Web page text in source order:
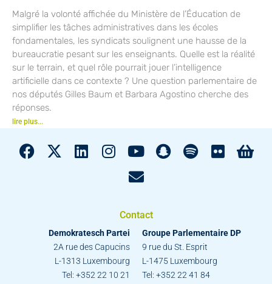
Malgré la volonté affichée du Ministère de l’Éducation de
simplifier les tâches administratives dans les écoles
fondamentales, les syndicats soulignent une hausse de la
bureaucratie pesant sur les enseignants. Quelle est la réalité
sur le terrain, et quel rôle pourrait jouer l’intelligence
artificielle dans ce contexte ? Une question parlementaire de
nos députés Gilles Baum et Barbara Agostino cherche des
réponses.
lire plus...
Contact
Demokratesch Partei
2A rue des Capucins
L-1313 Luxembourg
Tel: +352 22 10 21
Groupe Parlementaire DP
9 rue du St. Esprit
L-1475 Luxembourg
Tel: +352 22 41 84